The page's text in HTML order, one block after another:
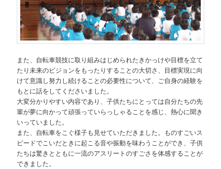
また、自転車競技に取り組みはじめられたきかっけや目標を立て
たり未来のビジョンをもったりすることの大切さ、目標実現に向
けて意識し努力し続けることの必要性について、ご自身の経験を
もとに話をしてくださいました。
大変分かりやすい内容であり、子供たちにとっては自分たちの先
輩が夢に向かって頑張っていらっしゃることを感じ、熱心に聞き
いっていました。
また、自転車をこぐ様子も見せていただきました。ものすごいス
ピードでこいだときに起こる音や振動を味わうことができ、子供
たちは驚きとともに一流のアスリートのすごさを体感することが
できました。